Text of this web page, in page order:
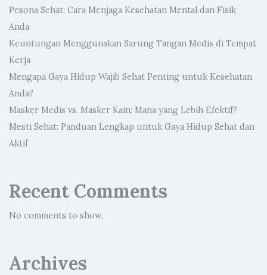
Pesona Sehat: Cara Menjaga Kesehatan Mental dan Fisik
Anda
Keuntungan Menggunakan Sarung Tangan Medis di Tempat
Kerja
Mengapa Gaya Hidup Wajib Sehat Penting untuk Kesehatan
Anda?
Masker Medis vs. Masker Kain: Mana yang Lebih Efektif?
Mesti Sehat: Panduan Lengkap untuk Gaya Hidup Sehat dan
Aktif
Recent Comments
No comments to show.
Archives